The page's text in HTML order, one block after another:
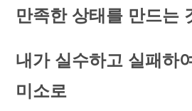
만족한 상태를 만드는
내가 실수하고 실패하
미소로